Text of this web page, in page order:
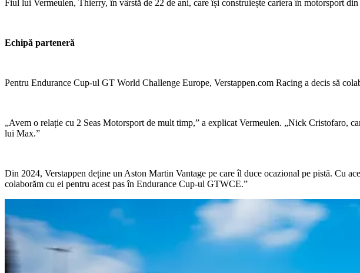
Fiul lui Vermeulen, Thierry, în vârstă de 22 de ani, care își construiește cariera în motorsport
Echipă parteneră
Pentru Endurance Cup-ul GT World Challenge Europe, Verstappen.com Racing a decis să
„Avem o relație cu 2 Seas Motorsport de mult timp,” a explicat Vermeulen. „Nick Cristofaro,
lui Max.”
Din 2024, Verstappen deține un Aston Martin Vantage pe care îl duce ocazional pe pistă. Cu
colaborăm cu ei pentru acest pas în Endurance Cup-ul GTWCE.”